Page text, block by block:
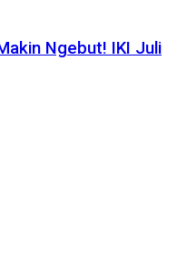
Ngebut! IKI Juli